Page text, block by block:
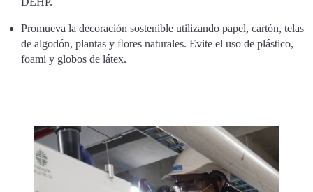
Promueva la decoración sostenible utilizando papel, cartón, telas
de algodón, plantas y ﬂores naturales. Evite el uso de plástico,
foami y globos de látex.